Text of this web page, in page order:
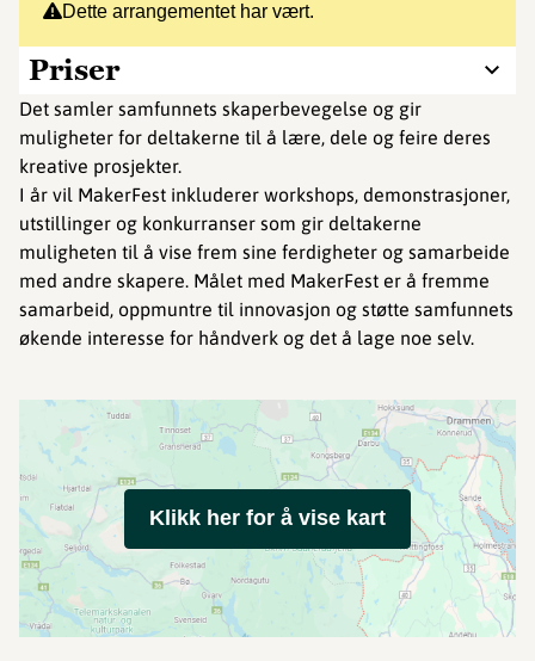
Dette arrangementet har vært.
Priser
Det samler samfunnets skaperbevegelse og gir
muligheter for deltakerne til å lære, dele og feire deres
kreative prosjekter.
I år vil MakerFest inkluderer workshops, demonstrasjoner,
utstillinger og konkurranser som gir deltakerne
muligheten til å vise frem sine ferdigheter og samarbeide
med andre skapere. Målet med MakerFest er å fremme
samarbeid, oppmuntre til innovasjon og støtte samfunnets
økende interesse for håndverk og det å lage noe selv.
Klikk her for å vise kart